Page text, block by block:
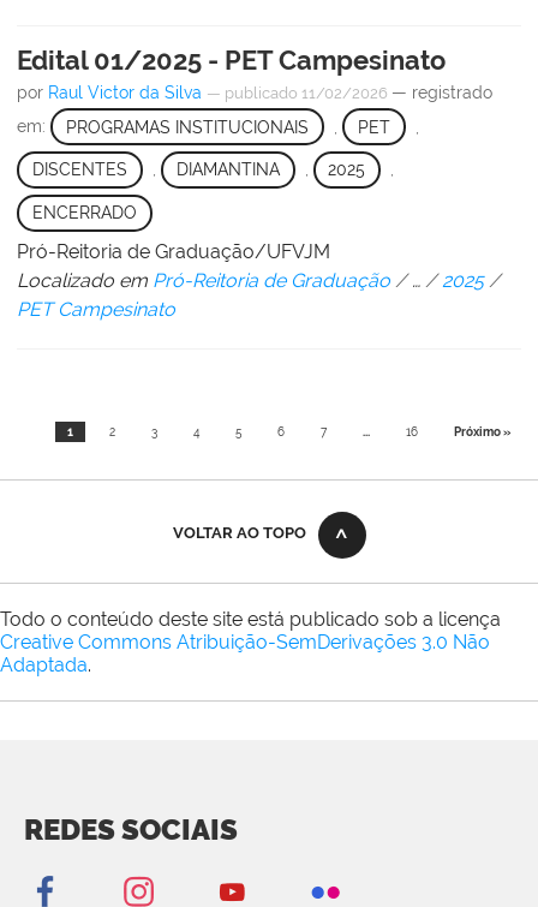
Edital 01/2025 - PET Campesinato
por Raul Victor da Silva — publicado 11/02/2026 — registrado
em:
PROGRAMAS INSTITUCIONAIS PET
DISCENTES , DIAMANTINA , 2025 ,
ENCERRADO
Pró-Reitoria de Graduação/UFVJM
Localizado em Pró-Reitoria de Graduação /… /2025 /
PET Campesinato
1 2 3 4 5 6 7 ... 16 Próximo »
VOLTAR AO TOPO
Todo o conteúdo deste site está publicado sob a licença
Creative Commons Atribuição-SemDerivações 3.0 Não
Adaptada.
REDES SOCIAIS